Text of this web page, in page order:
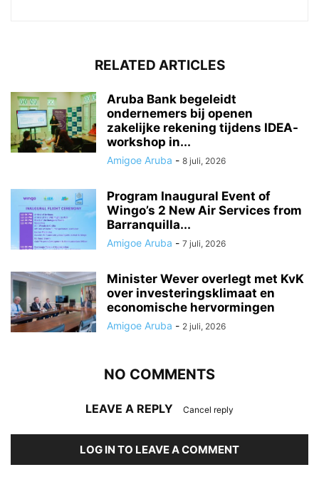
RELATED ARTICLES
Aruba Bank begeleidt
ondernemers bij openen
zakelijke rekening tijdens IDEA-
workshop in...
Amigoe Aruba - 8 juli, 2026
Program Inaugural Event of
Wingo’s 2 New Air Services from
Barranquilla...
Amigoe Aruba - 7 juli, 2026
Minister Wever overlegt met KvK
over investeringsklimaat en
economische hervormingen
Amigoe Aruba - 2 juli, 2026
NO COMMENTS
LEAVE A REPLY Cancel reply
LOG IN TO LEAVE A COMMENT